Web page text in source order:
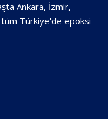
Ankara, İzmir,
Türkiye'de epoksi